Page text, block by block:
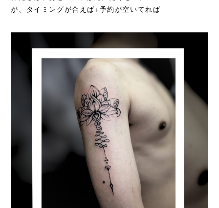
が、タイミングが合えば+予約が空いてれば